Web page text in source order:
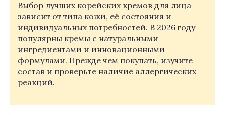
Выбор лучших корейских кремов для лица
зависит от типа кожи, её состояния и
индивидуальных потребностей. В 2026 году
популярны кремы с натуральными
ингредиентами и инновационными
формулами. Прежде чем покупать, изучите
состав и проверьте наличие аллергических
реакций.